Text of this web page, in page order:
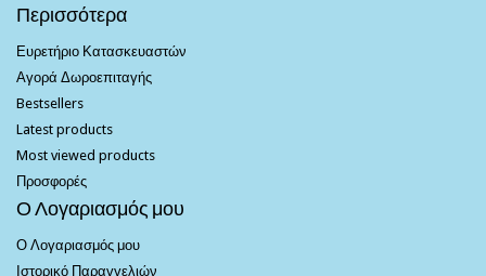
Περισσότερα
Ευρετήριο Κατασκευαστών
Αγορά Δωροεπιταγής
Bestsellers
Latest products
Most viewed products
Προσφορές
Ο Λογαριασμός μου
Ο Λογαριασμός μου
Ιστορικό Παραγγελιών